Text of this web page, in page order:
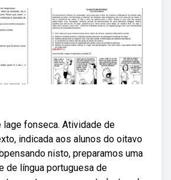
lage fonseca. Atividade de
indicada aos alunos do oitavo
nisto, preparamos uma
de língua portuguesa de